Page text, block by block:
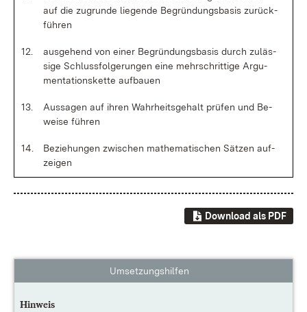
auf die zu­grun­de lie­gen­de Be­grün­dungs­ba­sis zu­rück­
füh­ren
12.
aus­ge­hend von ei­ner Be­grün­dungs­ba­sis durch zu­läs­
si­ge Schluss­fol­ge­run­gen ei­ne mehr­schrit­ti­ge Ar­gu­
men­ta­ti­ons­ket­te auf­bau­en
13.
Aus­sa­gen auf ih­ren Wahr­heits­ge­halt prü­fen und Be­
wei­se füh­ren
14.
Be­zie­hun­gen zwi­schen ma­the­ma­ti­schen Sät­zen auf­
zei­gen
Download als PDF
Umsetzungshilfen
Hinweis